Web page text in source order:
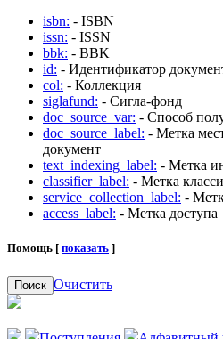
isbn: - ISBN
issn: - ISSN
bbk: - BBK
id: - Идентификатор
col: - Коллекция
siglafund: - Сигла-фонд
doc_source_var: - Способ
doc_source_label: - Метка
документ
text_indexing_label: - Метка
classifier_label: - Метка
service_collection_label: -
access_label: - Метка доступа
Помощь [ показать ]
Поиск Очистить